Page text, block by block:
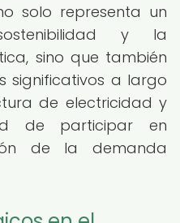
solo representa un
y la
sino que también
significativos a largo
de electricidad y
de participar en
de la demanda